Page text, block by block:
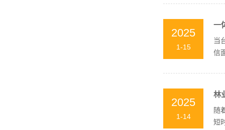
2025
1-15
一
当
信
2025
1-14
林
随
短